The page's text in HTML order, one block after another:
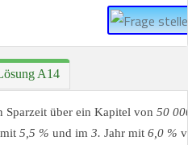
A14
Sparzeit über ein Kapitel von 50
5,5 % und im 3. Jahr mit 6,0 %